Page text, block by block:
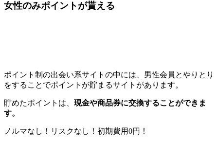
女性のみポイントが貰える
ポイント制の出会い系サイトの中には、男性会員とやりとり
をすることでポイントが貯まるサイトがあります。
貯めたポイントは、 現金や商品券に交換することができま
す。
ノルマなし！リスクなし！初期費用0円！